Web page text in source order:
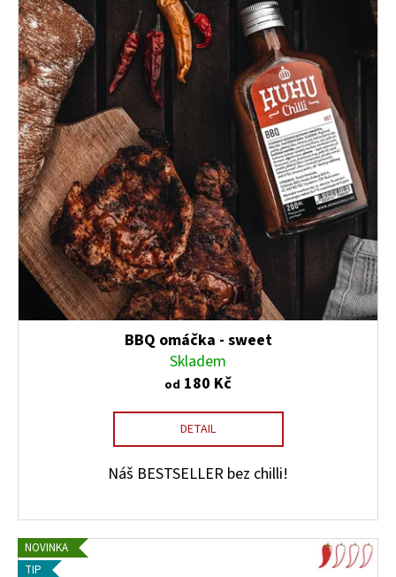
p
i
s
p
r
o
d
u
k
t
ů
BBQ omáčka - sweet
Skladem
od 180 Kč
DETAIL
Náš BESTSELLER bez chilli!
NOVINKA
TIP